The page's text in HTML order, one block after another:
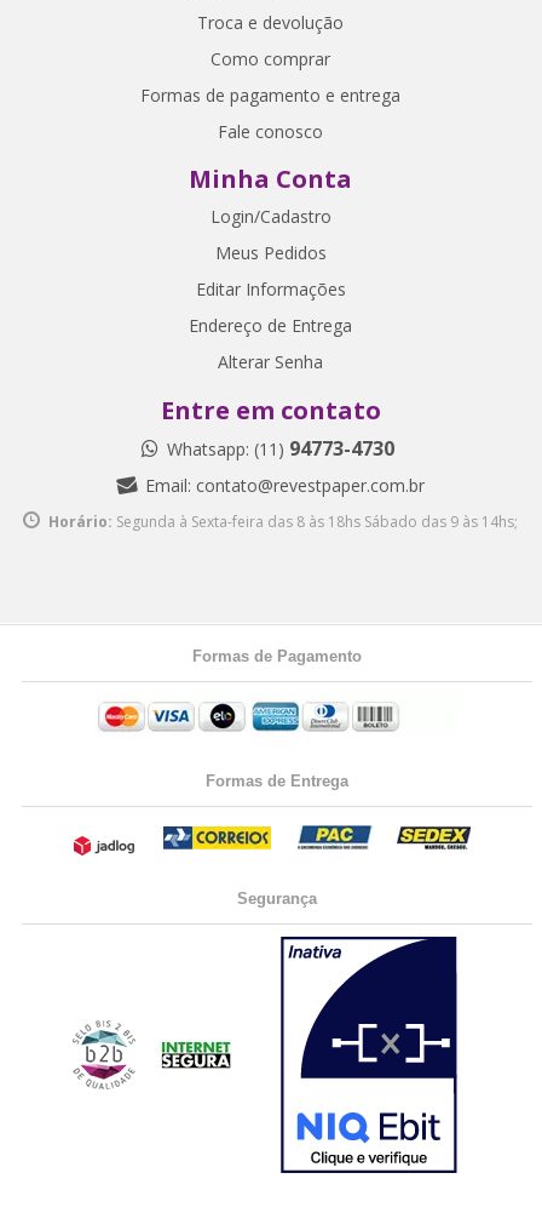
Troca e devolução
Como comprar
Formas de pagamento e entrega
Fale conosco
Minha Conta
Login/Cadastro
Meus Pedidos
Editar Informações
Endereço de Entrega
Alterar Senha
Entre em contato
Whatsapp: (11) 94773-4730
Email: contato@revestpaper.com.br
Horário: Segunda à Sexta-feira das 8 às 18hs Sábado das 9 às 14hs;
Formas de Pagamento
Formas de Entrega
Segurança